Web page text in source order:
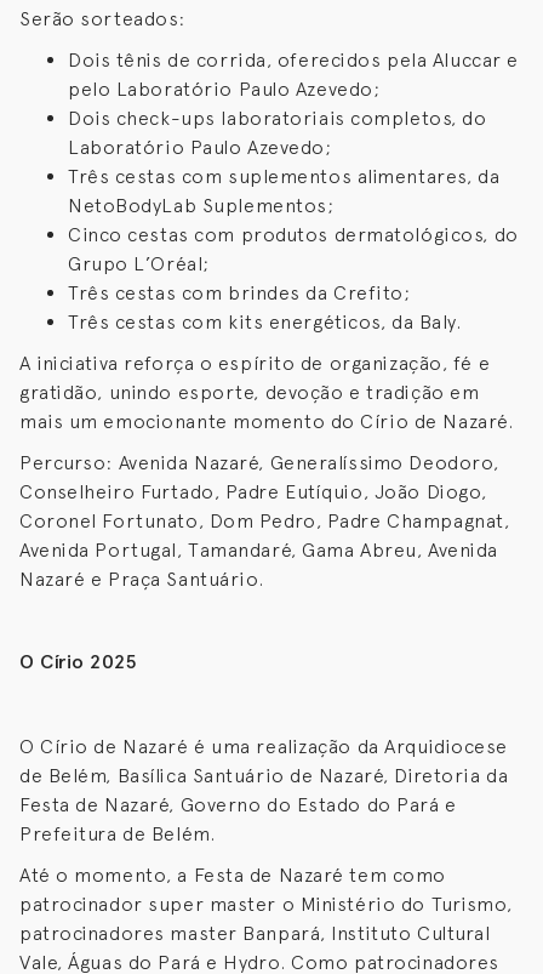
Serão sorteados:
Dois tênis de corrida, oferecidos pela Aluccar e
pelo Laboratório Paulo Azevedo;
Dois check-ups laboratoriais completos, do
Laboratório Paulo Azevedo;
Três cestas com suplementos alimentares, da
NetoBodyLab Suplementos;
Cinco cestas com produtos dermatológicos, do
Grupo L’Oréal;
Três cestas com brindes da Crefito;
Três cestas com kits energéticos, da Baly.
A iniciativa reforça o espírito de organização, fé e
gratidão, unindo esporte, devoção e tradição em
mais um emocionante momento do Círio de Nazaré.
Percurso: Avenida Nazaré, Generalíssimo Deodoro,
Conselheiro Furtado, Padre Eutíquio, João Diogo,
Coronel Fortunato, Dom Pedro, Padre Champagnat,
Avenida Portugal, Tamandaré, Gama Abreu, Avenida
Nazaré e Praça Santuário.
O Círio 2025
O Círio de Nazaré é uma realização da Arquidiocese
de Belém, Basílica Santuário de Nazaré, Diretoria da
Festa de Nazaré, Governo do Estado do Pará e
Prefeitura de Belém.
Até o momento, a Festa de Nazaré tem como
patrocinador super master o Ministério do Turismo,
patrocinadores master Banpará, Instituto Cultural
Vale, Águas do Pará e Hydro. Como patrocinadores